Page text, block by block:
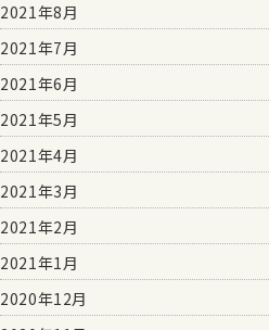
2021年8月
2021年7月
2021年6月
2021年5月
2021年4月
2021年3月
2021年2月
2021年1月
2020年12月